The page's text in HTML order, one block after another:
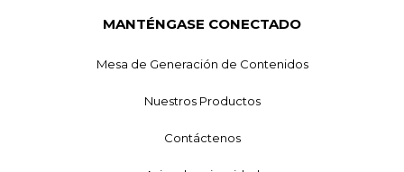
MANTÉNGASE CONECTADO
Mesa de Generación de Contenidos
Nuestros Productos
Contáctenos